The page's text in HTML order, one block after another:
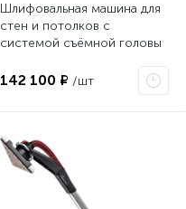
Шлифовальная машина для
стен и потолков с
системой съёмной головы
494488
142 100 ₽ /шт